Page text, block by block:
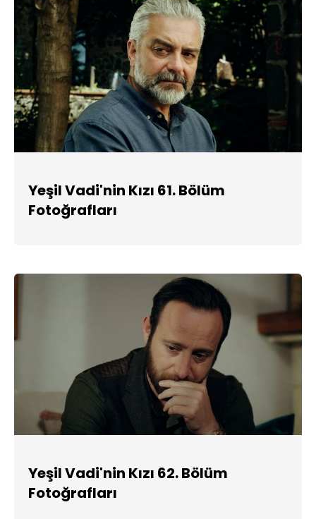
Yeşil Vadi'nin Kızı 61. Bölüm
Fotoğrafları
Yeşil Vadi'nin Kızı 62. Bölüm
Fotoğrafları